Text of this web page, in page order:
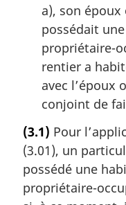
a), son
possédait
propriétaire-
rentier a
avec l’époux
conjoint de
(3.1) Pour
(3.01), un
possédé une
propriétaire-